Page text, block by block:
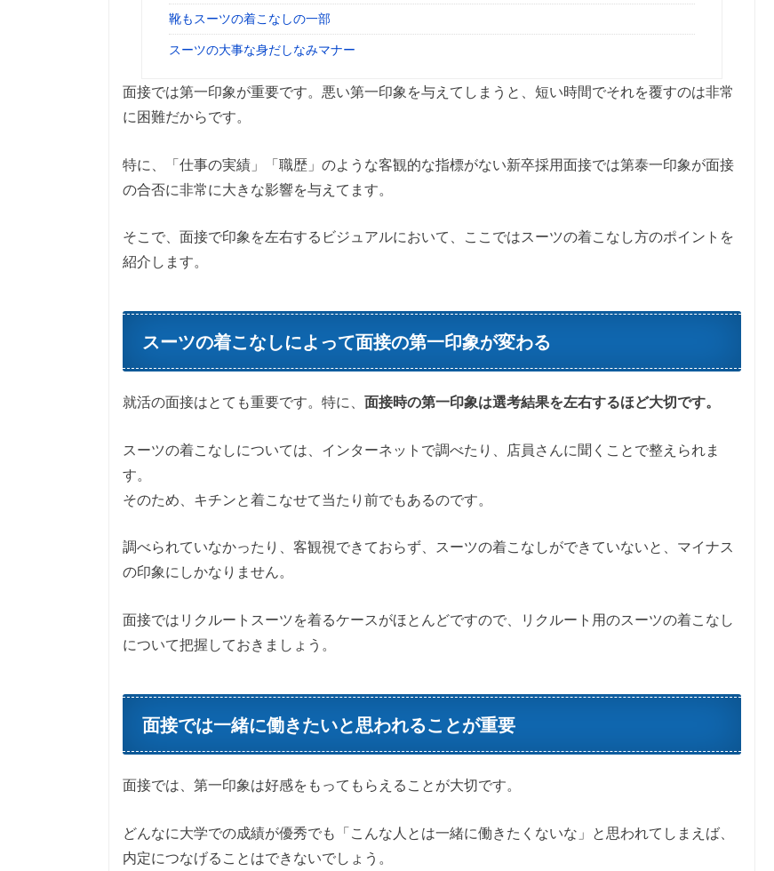
靴もスーツの着こなしの一部
スーツの大事な身だしなみマナー
面接では第一印象が重要です。悪い第一印象を与えてしまうと、短い時間でそれを覆すのは非常
に困難だからです。
特に、「仕事の実績」「職歴」のような客観的な指標がない新卒採用面接では第泰一印象が面接
の合否に非常に大きな影響を与えてます。
そこで、面接で印象を左右するビジュアルにおいて、ここではスーツの着こなし方のポイントを
紹介します。
スーツの着こなしによって面接の第一印象が変わる
就活の面接はとても重要です。特に、 面接時の第一印象は選考結果を左右するほど大切です。
スーツの着こなしについては、インターネットで調べたり、店員さんに聞くことで整えられま
す。
そのため、キチンと着こなせて当たり前でもあるのです。
調べられていなかったり、客観視できておらず、スーツの着こなしができていないと、マイナス
の印象にしかなりません。
面接ではリクルートスーツを着るケースがほとんどですので、リクルート用のスーツの着こなし
について把握しておきましょう。
面接では一緒に働きたいと思われることが重要
面接では、第一印象は好感をもってもらえることが大切です。
どんなに大学での成績が優秀でも「こんな人とは一緒に働きたくないな」と思われてしまえば、
内定につなげることはできないでしょう。